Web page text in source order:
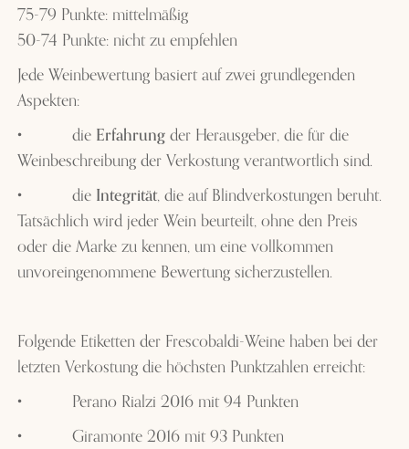
75-79 Punkte: mittelmäßig
50-74 Punkte: nicht zu empfehlen
Jede Weinbewertung basiert auf zwei grundlegenden
Aspekten:
•die Erfahrungder Herausgeber, die für die
Weinbeschreibung der Verkostung verantwortlich sind.
•die Integrität, die auf Blindverkostungen beruht.
Tatsächlich wird jeder Wein beurteilt, ohne den Preis
oder die Marke zu kennen, um eine vollkommen
unvoreingenommene Bewertung sicherzustellen.
Folgende Etiketten der Frescobaldi-Weine haben bei der
letzten Verkostung die höchsten Punktzahlen erreicht:
• Perano Rialzi 2016 mit 94 Punkten
•Giramonte 2016 mit 93 Punkten